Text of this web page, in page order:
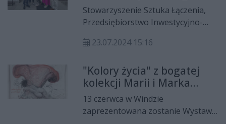
ceny.
Dzieci zyska nowy blask
Stowarzyszenie Sztuka Łączenia,
Przedsiębiorstwo Inwestycyjno-
Centrum Psychiatrii łączą siły.
poprawią się warunki Poradni
Zdrowia Psychicznego dla Dzieci w
Kielcach. Mali pacjenci wezmą też
udział w terapii poprzez… sztukę.
23.07.2024 15:16
"Kolory życia" z bogatej
kolekcji Marii i Marka
Pileckich
13 czerwca w Windzie
zaprezentowana zostanie Wystawa